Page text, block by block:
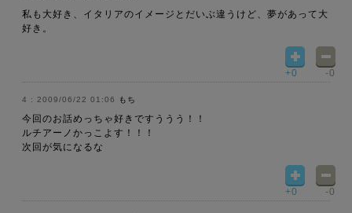
私も大好き、イタリアのイメージとだいぶ違うけど、夢があって大
好き。
+0 -0
2009/06/22 01:06 もち
今回のお話めっちゃ好きですううう！！
ルチアーノかっこよす！！！
次回が気になるな
+0 -0